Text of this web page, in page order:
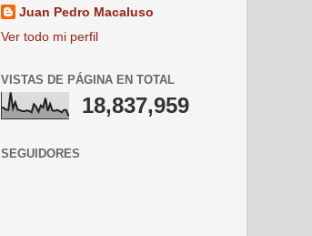
Juan Pedro Macaluso
Ver todo mi perfil
VISTAS DE PÁGINA EN TOTAL
18,837,959
SEGUIDORES